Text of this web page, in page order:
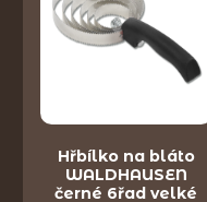
Hřbílko na bláto
WALDHAUSEN
černé 6řad velké